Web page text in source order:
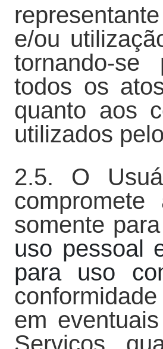
e/ou
tornando-se
todos os
quanto aos
utilizados
2.5. O
somente
uso pessoal
para uso
em
Serviços,